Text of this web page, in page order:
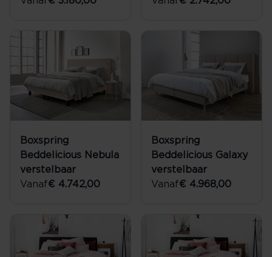
Boxspring
Beddelicious Nebula
verstelbaar
Vanaf€ 4.742,00
Boxspring
Beddelicious Galaxy
verstelbaar
Vanaf€ 4.968,00